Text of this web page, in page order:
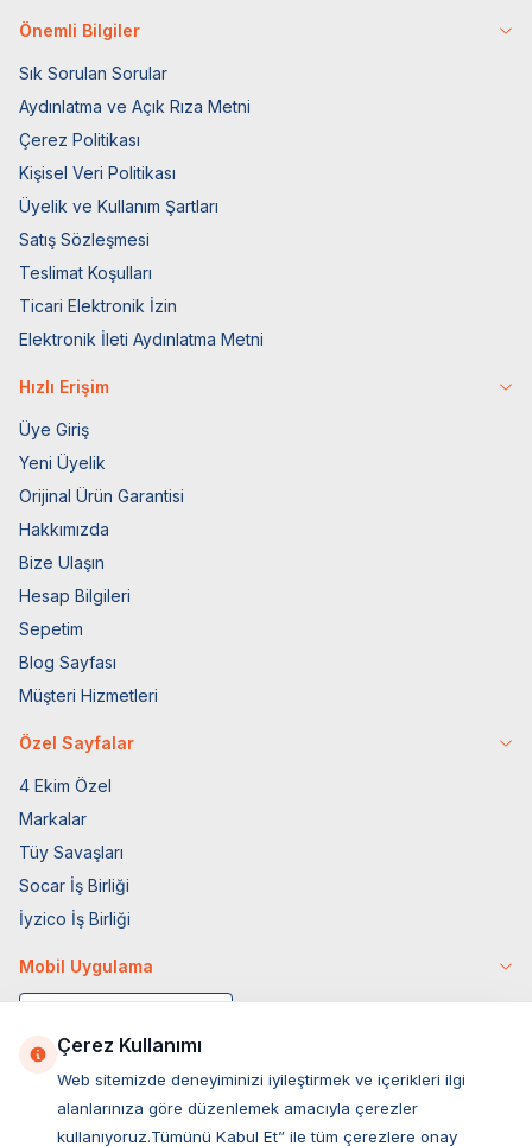
Önemli Bilgiler
Sık Sorulan Sorular
Aydınlatma ve Açık Rıza Metni
Çerez Politikası
Kişisel Veri Politikası
Üyelik ve Kullanım Şartları
Satış Sözleşmesi
Teslimat Koşulları
Ticari Elektronik İzin
Elektronik İleti Aydınlatma Metni
Hızlı Erişim
Üye Giriş
Yeni Üyelik
Orijinal Ürün Garantisi
Hakkımızda
Bize Ulaşın
Hesap Bilgileri
Sepetim
Blog Sayfası
Müşteri Hizmetleri
Özel Sayfalar
4 Ekim Özel
Markalar
Tüy Savaşları
Socar İş Birliği
İyzico İş Birliği
Mobil Uygulama
Çerez Kullanımı
Web sitemizde deneyiminizi iyileştirmek ve içerikleri ilgi
alanlarınıza göre düzenlemek amacıyla çerezler
kullanıyoruz.Tümünü Kabul Et” ile tüm çerezlere onay